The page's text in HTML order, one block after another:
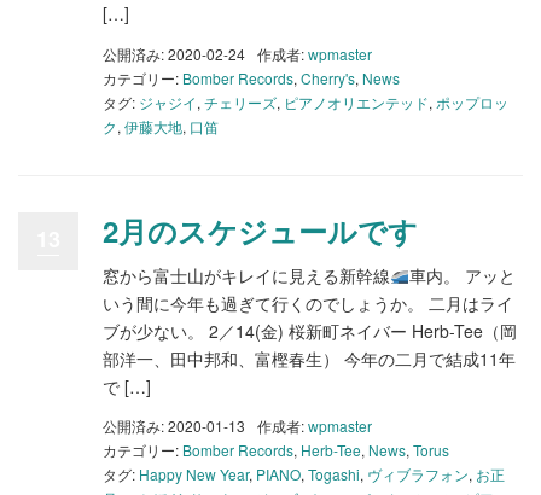
[…]
公開済み: 2020-02-24 作成者:wpmaster
カテゴリー: Bomber Records, Cherry's, News
タグ: ジャジイ, チェリーズ, ピアノオリエンテッド, ポップロッ
ク, 伊藤大地, 口笛
2月のスケジュールです
窓から富士山がキレイに見える新幹線
車内。 アッと
いう間に今年も過ぎて行くのでしょうか。 二月はライ
ブが少ない。 2／14(金) 桜新町ネイバー Herb-Tee（岡
部洋一、田中邦和、富樫春生） 今年の二月で結成11年
で […]
公開済み: 2020-01-13 作成者:wpmaster
カテゴリー: Bomber Records, Herb-Tee, News, Torus
タグ: Happy New Year, PIANO, Togashi, ヴィブラフォン, お正